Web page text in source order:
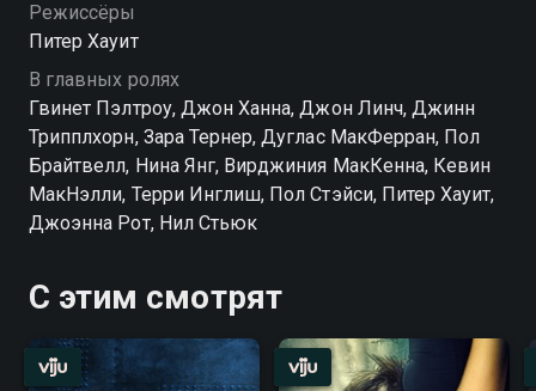
Режиссёры
Питер Хауит
В главных ролях
Гвинет Пэлтроу, Джон Ханна, Джон Линч, Джинн
Трипплхорн, Зара Тернер, Дуглас МакФерран, Пол
Брайтвелл, Нина Янг, Вирджиния МакКенна, Кевин
МакНэлли, Терри Инглиш, Пол Стэйси, Питер Хауит,
Джоэнна Рот, Нил Стьюк
С этим смотрят